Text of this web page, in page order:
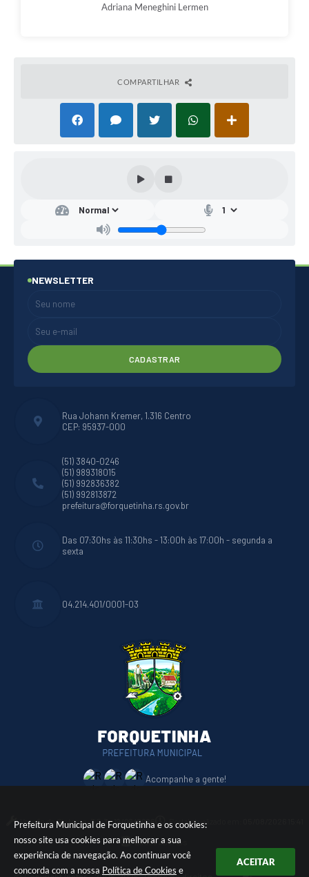
Prefeitura Municipal de Forquetinha e os cookies:
nosso site usa cookies para melhorar a sua
experiência de navegação. Ao continuar você
concorda com a nossa Política de Cookies e
ACEITAR
Adriana Meneghini Lermen
COMPARTILHAR
Acompanhe a gente!
Rua Johann Kremer, 1.316 Centro
CEP: 95937-000
(51) 3840-0246
(51) 989318015
(51) 992836382
(51) 992813872
prefeitura@forquetinha.rs.gov.br
Das 07:30hs às 11:30hs - 13:00h às 17:00h - segunda a
sexta
04.214.401/0001-03
NEWSLETTER
CADASTRAR
Versão do Sistema: 3.5.3 - 19/06/2026 Portal atualizado em:
Dados Abertos